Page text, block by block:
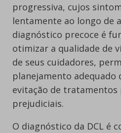
progressiva, cujos
lentamente ao longo de
diagnóstico precoce é
otimizar a qualidade de
de seus cuidadores,
planejamento adequado
evitação de
prejudiciais.
O diagnóstico da DCL é